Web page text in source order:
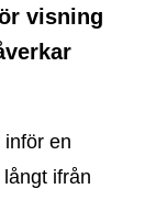
visning
inför en
ifrån